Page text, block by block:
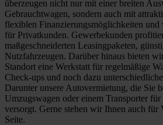
überzeugen nicht nur mit einer breiten
Gebrauchtwagen, sondern auch mit
flexiblen Finanzierungsmöglichkeiten und
für Privatkunden. Gewerbekunden
maßgeschneiderten Leasingpaketen,
Nutzfahrzeugen. Darüber hinaus bieten
Standort eine Werkstatt für regelmäßige
Check-ups und noch dazu
Darunter unsere Autovermietung, die Sie
Umzugswagen oder einem Transporter
versorgt. Gerne stehen wir Ihnen auch für
Seite.